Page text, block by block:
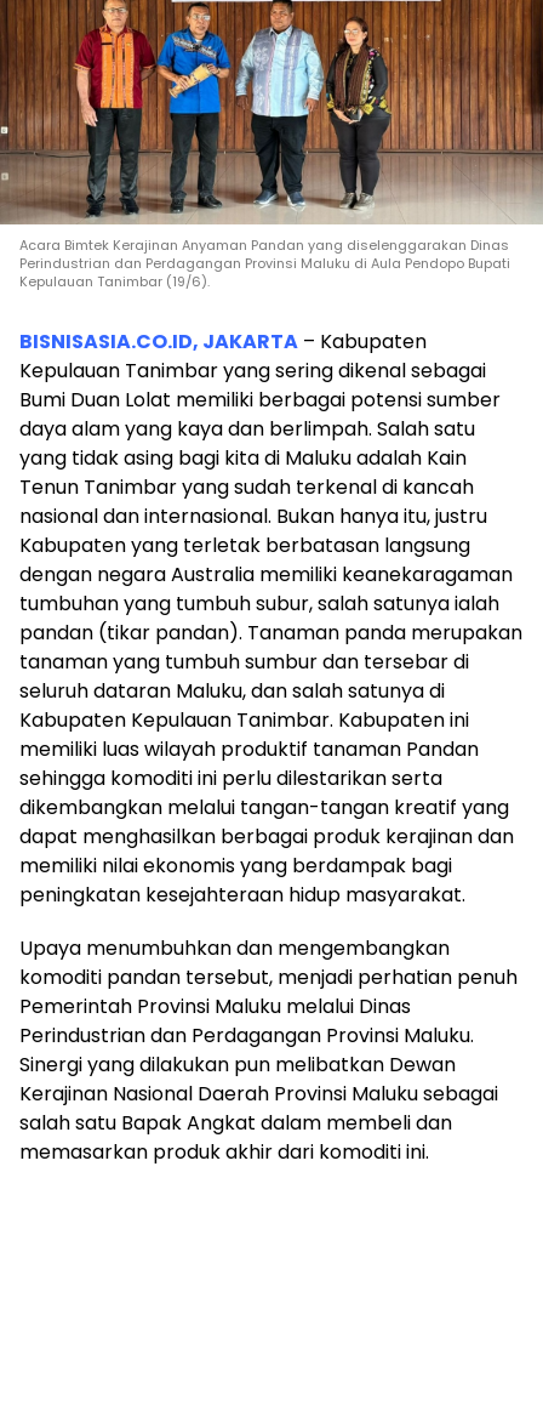
Acara Bimtek Kerajinan Anyaman Pandan yang diselenggarakan Dinas
Perindustrian dan Perdagangan Provinsi Maluku di Aula Pendopo Bupati
Kepulauan Tanimbar (19/6).
BISNISASIA.CO.ID, JAKARTA – Kabupaten
Kepulauan Tanimbar yang sering dikenal sebagai
Bumi Duan Lolat memiliki berbagai potensi sumber
daya alam yang kaya dan berlimpah. Salah satu
yang tidak asing bagi kita di Maluku adalah Kain
Tenun Tanimbar yang sudah terkenal di kancah
nasional dan internasional. Bukan hanya itu, justru
Kabupaten yang terletak berbatasan langsung
dengan negara Australia memiliki keanekaragaman
tumbuhan yang tumbuh subur, salah satunya ialah
pandan (tikar pandan). Tanaman panda merupakan
tanaman yang tumbuh sumbur dan tersebar di
seluruh dataran Maluku, dan salah satunya di
Kabupaten Kepulauan Tanimbar. Kabupaten ini
memiliki luas wilayah produktif tanaman Pandan
sehingga komoditi ini perlu dilestarikan serta
dikembangkan melalui tangan-tangan kreatif yang
dapat menghasilkan berbagai produk kerajinan dan
memiliki nilai ekonomis yang berdampak bagi
peningkatan kesejahteraan hidup masyarakat.
Upaya menumbuhkan dan mengembangkan
komoditi pandan tersebut, menjadi perhatian penuh
Pemerintah Provinsi Maluku melalui Dinas
Perindustrian dan Perdagangan Provinsi Maluku.
Sinergi yang dilakukan pun melibatkan Dewan
Kerajinan Nasional Daerah Provinsi Maluku sebagai
salah satu Bapak Angkat dalam membeli dan
memasarkan produk akhir dari komoditi ini.